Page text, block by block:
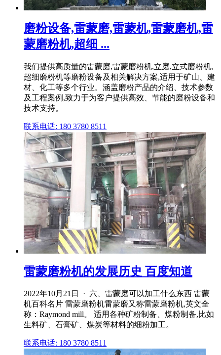
磨粉设备,雷蒙磨,雷蒙机,雷蒙磨机,雷
蒙磨粉机,超细 ...
我们提供高质量的雷蒙磨,雷蒙磨粉机,立磨,立式磨粉机,
超细磨粉机等磨粉设备及相关解决方案,适用于矿山、建
材、化工等多个行业。涵盖磨粉产品的介绍、技术参数
及工程案例,致力于为客户提供高效、节能的磨粉设备和
技术支持。
联系电话: 180 3780 8511
雷蒙磨粉机的发展历史 百度知道
2022年10月21日 · 六、雷蒙磨可以加工什么东西 雷蒙
机百科名片 雷蒙磨粉机雷蒙磨又称雷蒙磨粉机,英文全
称：Raymond mill。 适用各种矿粉制备、煤粉制备,比如
生料矿、石膏矿、煤炭等材料的细粉加工。
联系电话: 180 3780 8511